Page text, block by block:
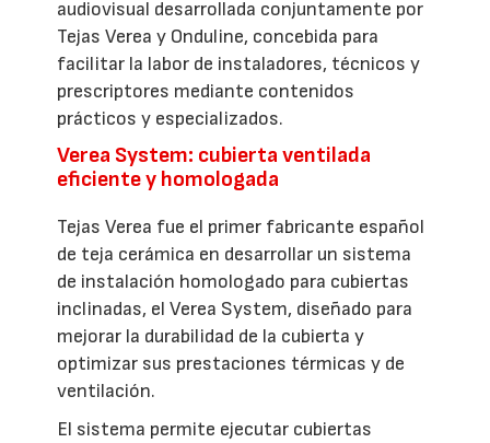
audiovisual desarrollada conjuntamente por
Tejas Verea y Onduline, concebida para
facilitar la labor de instaladores, técnicos y
prescriptores mediante contenidos
prácticos y especializados.
Verea System: cubierta ventilada
eficiente y homologada
Tejas Verea fue el primer fabricante español
de teja cerámica en desarrollar un sistema
de instalación homologado para cubiertas
inclinadas, el Verea System, diseñado para
mejorar la durabilidad de la cubierta y
optimizar sus prestaciones térmicas y de
ventilación.
El sistema permite ejecutar cubiertas